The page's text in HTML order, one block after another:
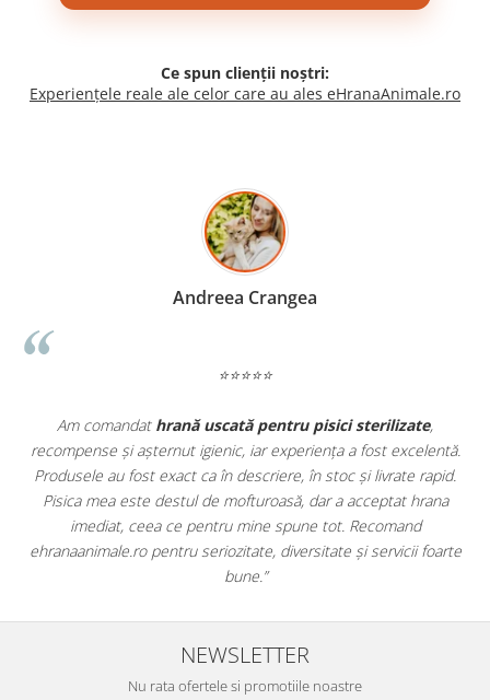
Ce spun clienții noștri:
Experiențele reale ale celor care au ales eHranaAnimale.ro
Madalina Stancea
⭐⭐⭐⭐⭐
Apreciez foarte mult faptul că peehranaanimale.rogăsesc
doar hrană, ci și produse dinfarmacia veterinară:
antiparazitare, suplimente și soluții de îngrijire. Este foarte
comod să pot comanda tot ce am nevoie pentru animalul
dintr-un singur loc. Livrarea a fost rapidă, iar produsele au
originale și în termen. Magazin serios, bine organizat și foarte
pentru orice stăpân de animale.
NEWSLETTER
Nu rata ofertele si promotiile noastre